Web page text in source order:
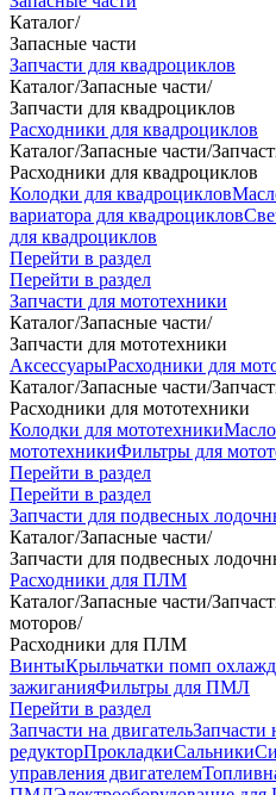
Каталог/
Запасные части
Запчасти для квадроциклов
Каталог/Запасные части/
Запчасти для квадроциклов
Расходники для квадроциклов
Каталог/Запасные части/
Расходники для квадроциклов
Колодки для квадроциклов
вариатора для квадроциклов
для квадроциклов
Перейти в раздел
Перейти в раздел
Запчасти для мототехники
Каталог/Запасные части/
Запчасти для мототехники
АксессуарыРасходники для
Каталог/Запасные части/
Расходники для мототехники
Колодки для мототехники
мототехникиФильтры для
Перейти в раздел
Перейти в раздел
Запчасти для подвесных
Каталог/Запасные части/
Запчасти для подвесных
Расходники для ПЛМ
Каталог/Запасные части/
моторов/
Расходники для ПЛМ
ВинтыКрыльчатки помп
зажиганияФильтры для ПМЛ
Перейти в раздел
Запчасти на двигательЗапчасти
редукторПрокладкиСальники
управления двигателем